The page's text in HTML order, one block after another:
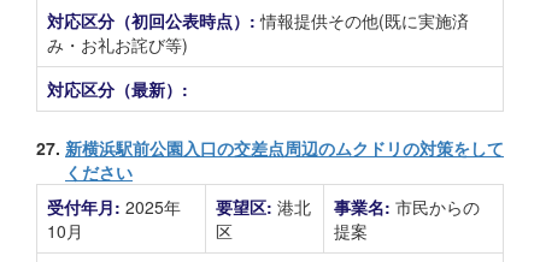
対応区分（初回公表時点）:情報提供その他(既に実施済
み・お礼お詫び等)
対応区分（最新）:
27. 新横浜駅前公園入口の交差点周辺のムクドリの対策をして
ください
受付年月: 2025年
10月
要望区: 港北
区
事業名: 市民からの
提案